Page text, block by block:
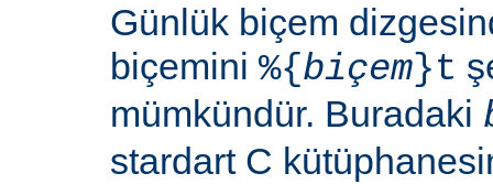
Günlük biçem
biçemini %{ biçem }t
mümkündür. Buradaki
stardart C